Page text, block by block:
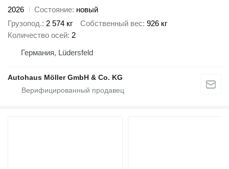
2026
Состояние новый
Грузопод. 2 574 кг Собственный вес 926 кг
Количество осей 2
Германия, Lüdersfeld
Autohaus Möller GmbH & Co. KG